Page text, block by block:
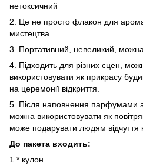
нетоксичний
2. Це не просто флакон для
мистецтва.
3. Портативний, невеликий,
4. Підходить для різних сцен,
використовувати як прикрасу
на церемонії відкриття.
5. Після наповнення парфумами
можна використовувати як
може подарувати людям відчуття
До пакета входить:
1 * кулон